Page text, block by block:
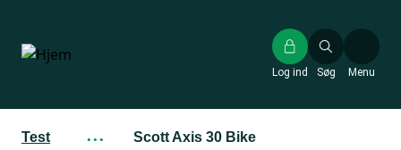
hovedindhold
Søg
Log ind Menu
Test ··· Scott Axis 30 Bike